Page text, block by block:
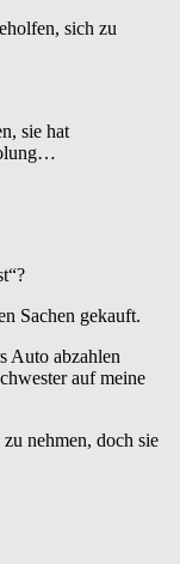
sich zu
sie hat
Sachen gekauft.
Auto abzahlen
auf meine
nehmen, doch sie